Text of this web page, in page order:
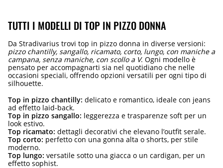
TUTTI I MODELLI DI TOP IN PIZZO DONNA
Da Stradivarius trovi top in pizzo donna in diverse versioni:
pizzo chantilly, sangallo, ricamato, corto, lungo, con maniche a
campana, senza maniche, con scollo a V. Ogni modello è
pensato per accompagnarti sia nel quotidiano che nelle
occasioni speciali, offrendo opzioni versatili per ogni tipo di
silhouette.
Top in pizzo chantilly: delicato e romantico, ideale con jeans
ad effetto laid-back.
Top in pizzo sangallo: leggerezza e trasparenze soft per un
look estivo.
Top ricamato: dettagli decorativi che elevano l’outfit serale.
Top corto: perfetto con una gonna alta o shorts, per stile
moderno.
Top lungo: versatile sotto una giacca o un cardigan, per un
effetto sophist.